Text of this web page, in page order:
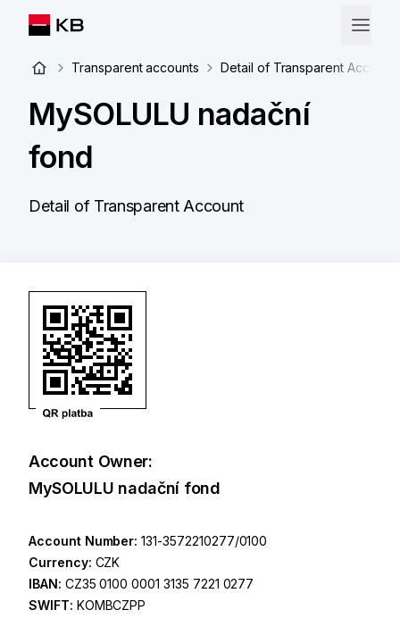
Transparent accounts Detail of Transparent Account
MySOLULU nadační
fond
Detail of Transparent Account
Account Owner:
MySOLULU nadační fond
Account Number:131-3572210277/0100
Currency: CZK
IBAN: CZ35 0100 0001 3135 7221 0277
SWIFT: KOMBCZPP